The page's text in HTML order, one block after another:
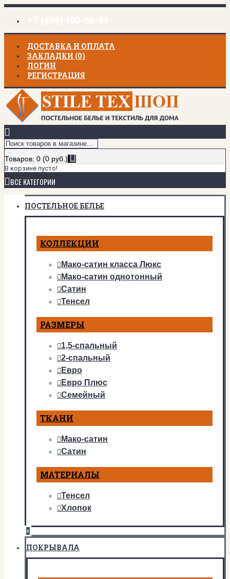
ДОСТАВКА И ОПЛАТА
ЗАКЛАДКИ (0)
ЛОГИН
РЕГИСТРАЦИЯ
Товаров: 0 (0 руб.)
В корзине пусто!
ВСЕ КАТЕГОРИИ
ПОСТЕЛЬНОЕ БЕЛЬЕ
КОЛЛЕКЦИИ
Мако-сатин класса Люкс
Мако-сатин однотонный
Сатин
Тенсел
РАЗМЕРЫ
1,5-спальный
2-спальный
Евро
Евро Плюс
Семейный
ТКАНИ
Мако-сатин
Сатин
МАТЕРИАЛЫ
Тенсел
Хлопок
+
ПОКРЫВАЛА